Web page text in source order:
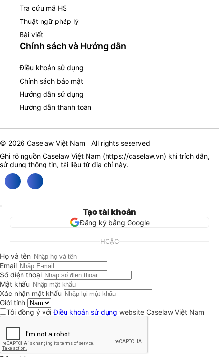
Tra cứu mã HS
Thuật ngữ pháp lý
Bài viết
Chính sách và Hướng dẫn
Điều khoản sử dụng
Chính sách bảo mật
Hướng dẫn sử dụng
Hướng dẫn thanh toán
© 2026 Caselaw Việt Nam | All rights seserved
Ghi rõ nguồn Caselaw Việt Nam (https://caselaw.vn) khi trích dẫn,
sử dụng thông tin, tài liệu từ địa chỉ này.
Tạo tài khoản
Đăng ký bằng Google
HOẶC
Họ và tên
Email
Số điện thoại
Mật khẩu
Xác nhận mật khẩu
Giới tính
Tôi đồng ý vớiĐiều khoản sử dụng website Caselaw Việt Nam